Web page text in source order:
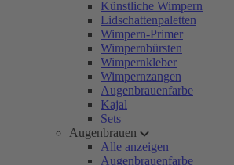
Künstliche Wimpern
Lidschattenpaletten
Wimpern-Primer
Wimpernbürsten
Wimpernkleber
Wimpernzangen
Augenbrauenfarbe
Kajal
Sets
Augenbrauen
Alle anzeigen
Augenbrauenfarbe